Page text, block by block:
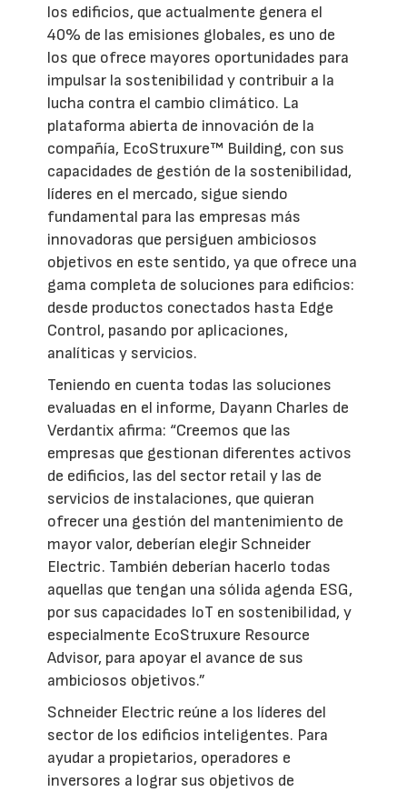
los edificios, que actualmente genera el
40% de las emisiones globales, es uno de
los que ofrece mayores oportunidades para
impulsar la sostenibilidad y contribuir a la
lucha contra el cambio climático. La
plataforma abierta de innovación de la
compañía, EcoStruxure™ Building, con sus
capacidades de gestión de la sostenibilidad,
líderes en el mercado, sigue siendo
fundamental para las empresas más
innovadoras que persiguen ambiciosos
objetivos en este sentido, ya que ofrece una
gama completa de soluciones para edificios:
desde productos conectados hasta Edge
Control, pasando por aplicaciones,
analíticas y servicios.
Teniendo en cuenta todas las soluciones
evaluadas en el informe, Dayann Charles de
Verdantix afirma: “Creemos que las
empresas que gestionan diferentes activos
de edificios, las del sector retail y las de
servicios de instalaciones, que quieran
ofrecer una gestión del mantenimiento de
mayor valor, deberían elegir Schneider
Electric. También deberían hacerlo todas
aquellas que tengan una sólida agenda ESG,
por sus capacidades IoT en sostenibilidad, y
especialmente EcoStruxure Resource
Advisor, para apoyar el avance de sus
ambiciosos objetivos.”
Schneider Electric reúne a los líderes del
sector de los edificios inteligentes. Para
ayudar a propietarios, operadores e
inversores a lograr sus objetivos de